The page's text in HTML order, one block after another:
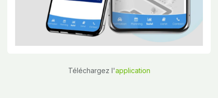
Téléchargez l'application